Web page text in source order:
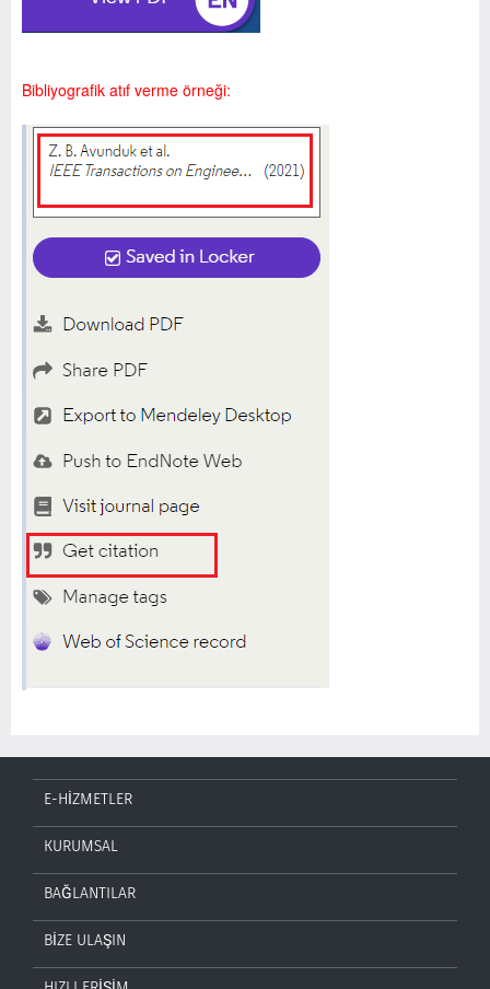
Bibliyografik atıf verme örneği:
E-HİZMETLER
KURUMSAL
BAĞLANTILAR
BİZE ULAŞIN